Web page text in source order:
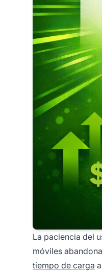
La paciencia del
móviles
tiempo de carga